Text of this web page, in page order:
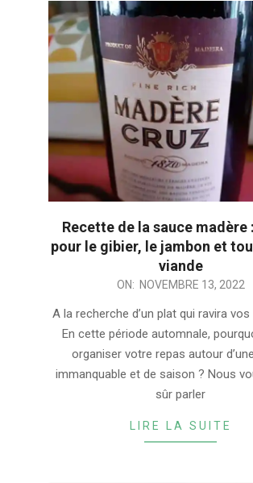
Recette de la sauce madère
pour le gibier, le jambon et
viande
ON: NOVEMBRE 13, 2022
A la recherche d’un plat qui ravira
En cette période automnale,
organiser votre repas autour
immanquable et de saison ? Nous
sûr parler
LIRE LA SUITE